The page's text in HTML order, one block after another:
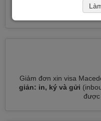
Đăng ký nhiều loại visa
nhập
Giảm đơn xin visa
giản: in, ký và gửi
được